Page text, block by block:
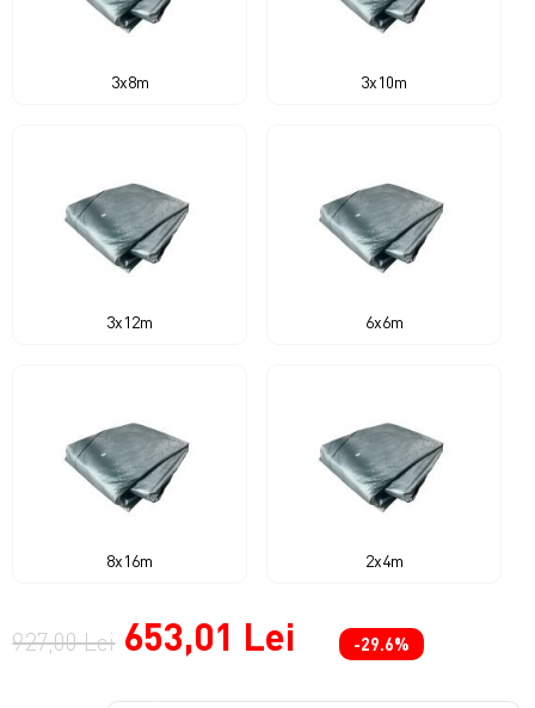
3x8m 3x10m
3x12m 6x6m
8x16m 2x4m
927,00 Lei 653,01 Lei -29.6%